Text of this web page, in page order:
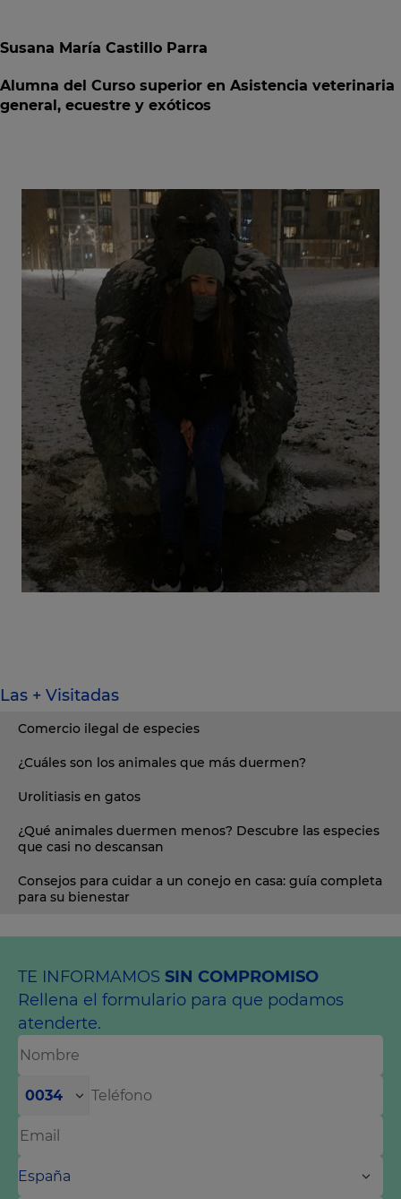
Susana María Castillo Parra
Alumna del Curso superior en Asistencia veterinaria
general, ecuestre y exóticos
Las + Visitadas
Comercio ilegal de especies
¿Cuáles son los animales que más duermen?
Urolitiasis en gatos
¿Qué animales duermen menos? Descubre las especies
que casi no descansan
Consejos para cuidar a un conejo en casa: guía completa
para su bienestar
TE INFORMAMOS SIN COMPROMISO
Rellena el formulario para que podamos
atenderte.
0034